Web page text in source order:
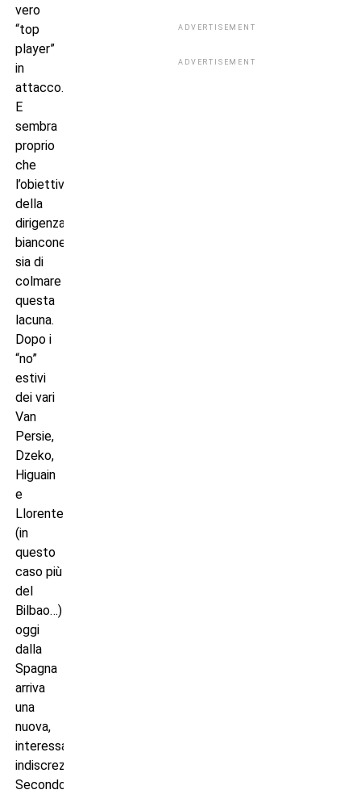
vero
“top
player”
in
attacco.
E
sembra
proprio
che
l’obiettivo
della
dirigenza
bianconera
sia di
colmare
questa
lacuna.
Dopo i
“no”
estivi
dei vari
Van
Persie,
Dzeko,
Higuain
e
Llorente
(in
questo
caso più
del
Bilbao…)
oggi
dalla
Spagna
arriva
una
nuova,
interessantissima
indiscrezione.
Secondo
ADVERTISEMENT
ADVERTISEMENT